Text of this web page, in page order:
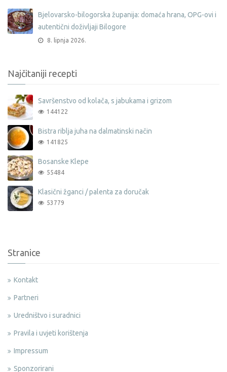
Bjelovarsko-bilogorska županija: domaća hrana, OPG-ovi i
autentični doživljaji Bilogore
8. lipnja 2026.
Najčitaniji recepti
Savršenstvo od kolača, s jabukama i grizom
144122
Bistra riblja juha na dalmatinski način
141825
Bosanske Klepe
55484
Klasični žganci / palenta za doručak
53779
Stranice
Kontakt
Partneri
Uredništvo i suradnici
Pravila i uvjeti korištenja
Impressum
Sponzorirani